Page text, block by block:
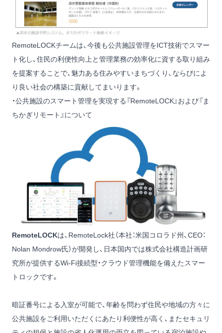
RemoteLOCKチームは、今後も公共施設管理をICT技術でスマー
ト化し、住民の利便性向上と管理業務の効率化に資する取り組み
を提案することで、魅力ある住みやすいまちづくり、ならびによ
り良い社会の構築に貢献してまいります。
・公共施設のスマート管理を実現する『RemoteLOCK』および『ま
ちかぎリモート』について
RemoteLOCKは、RemoteLock社（本社：米国コロラド州、CEO：
Nolan Mondrow氏）が開発し、日本国内では株式会社構造計画研
究所が提供するWi-Fi接続型・クラウド管理機能を備えたスマー
トロックです。
暗証番号による入室が可能で、年齢を問わず住民や地域の方々に
公共施設をご利用いただくにあたり利便性が高く、またセキュリ